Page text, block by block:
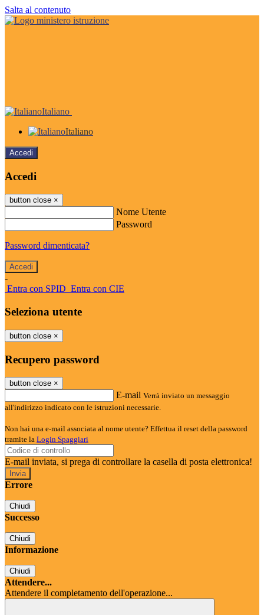
Salta al contenuto
Italiano
Italiano
Accedi
Accedi
button close ×
Nome Utente
Password
Password dimenticata?
-
Entra con SPID Entra con CIE
Seleziona utente
button close ×
Recupero password
button close ×
E-mail Verrà inviato un messaggio
all'indirizzo indicato con le istruzioni necessarie.
Non hai una e-mail associata al nome utente? Effettua il reset della password
tramite la Login Spaggiari
E-mail inviata, si prega di controllare la casella di posta elettronica!
Errore
Chiudi
Successo
Chiudi
Informazione
Chiudi
Attendere...
Attendere il completamento dell'operazione...